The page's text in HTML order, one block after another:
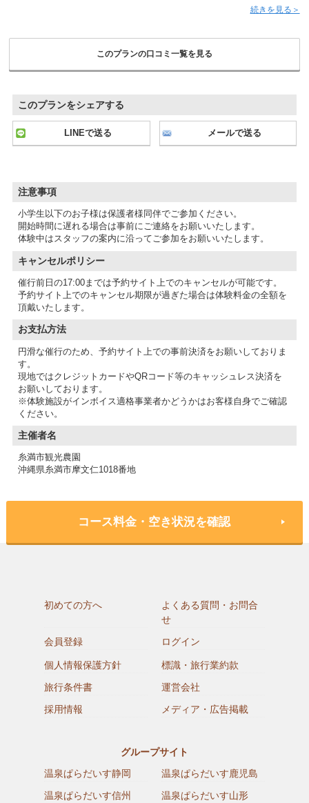
続きを見る＞
このプランの口コミ一覧を見る
このプランをシェアする
LINEで送る メールで送る
注意事項
小学生以下のお子様は保護者様同伴でご参加ください。
開始時間に遅れる場合は事前にご連絡をお願いいたします。
体験中はスタッフの案内に沿ってご参加をお願いいたします。
キャンセルポリシー
催行前日の17:00までは予約サイト上でのキャンセルが可能です。
予約サイト上でのキャンセル期限が過ぎた場合は体験料金の全額を
頂戴いたします。
お支払方法
円滑な催行のため、予約サイト上での事前決済をお願いしておりま
す。
現地ではクレジットカードやQRコード等のキャッシュレス決済を
お願いしております。
※体験施設がインボイス適格事業者かどうかはお客様自身でご確認
主催者名
糸満市観光農園
沖縄県糸満市摩文仁1018番地
コース料金・空き状況を確認
初めての方へ
よくある質問・お問合
せ
会員登録
ログイン
個人情報保護方針
標識・旅行業約款
旅行条件書
運営会社
採用情報
メディア・広告掲載
グループサイト
温泉ぱらだいす静岡
温泉ぱらだいす鹿児島
温泉ぱらだいす信州
温泉ぱらだいす山形